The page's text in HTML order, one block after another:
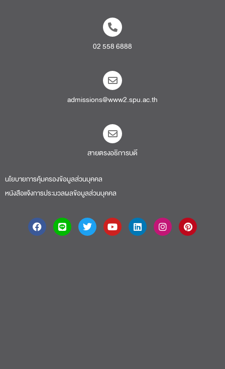
02 558 6888
admissions@www2.spu.ac.th
สายตรงอธิการบดี​
นโยบายการคุ้มครองข้อมูลส่วนบุคคล
หนังสือแจ้งการประมวลผลข้อมูลส่วนบุคคล